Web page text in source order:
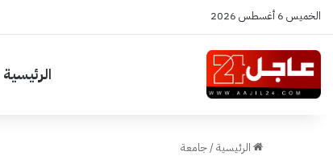
الخميس 6 أغسطس 2026
الرئيسية
الرئيسية/جامعة